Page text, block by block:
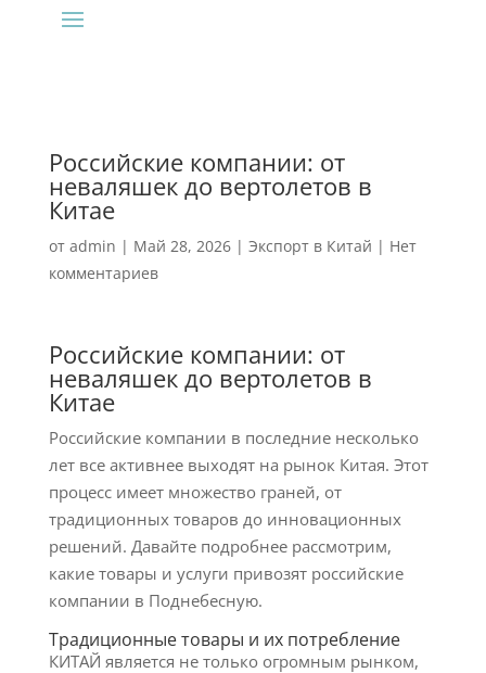
Российские компании: от
неваляшек до вертолетов в
Китае
от admin | Май 28, 2026| Экспорт в Китай | Нет
комментариев
Российские компании: от
неваляшек до вертолетов в
Китае
Российские компании в последние несколько
лет все активнее выходят на рынок Китая. Этот
процесс имеет множество граней, от
традиционных товаров до инновационных
решений. Давайте подробнее рассмотрим,
какие товары и услуги привозят российские
компании в Поднебесную.
Традиционные товары и их потребление
КИТАЙ является не только огромным рынком,